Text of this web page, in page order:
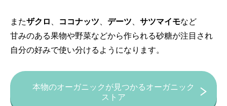
またザクロ 、 ココナッツ、 デーツ、 サツマイモなど
甘みのある果物や野菜などから作られる砂糖が注目され
自分の好みで使い分けるようになります。
本物のオーガニックが見つかるオーガニック
ストア